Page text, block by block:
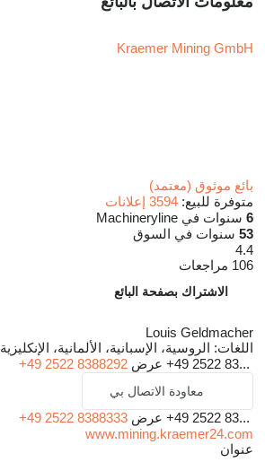
Kraemer Mining GmbH
بائع موثوق (معتمد)
متوفرة للبيع: 3594 إعلانات
6 سنوات في Machineryline
53 سنوات في السوق
4.4
106 مراجعات
الاشتراك بصفحة البائع
Louis Geldmacher
اللغات: الروسية، الإسبانية، الألمانية، الإنكليزية
+49 2522 83... عرض +49 2522 8388292
معاودة الاتصال بي
+49 2522 83... عرض +49 2522 8388333
www.mining.kraemer24.com
عنوان